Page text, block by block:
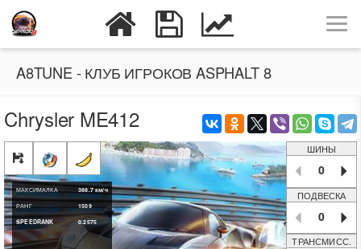
A8TUNE - КЛУБ ИГРОКОВ ASPHALT 8
Chrysler ME412
МАКСИМАЛКА 388.7км/ч
РАНГ
1509
SPEEDRANK
0.2575
ШИНЫ
0
ПОДВЕСКА
0
ТРАНСМИСС.